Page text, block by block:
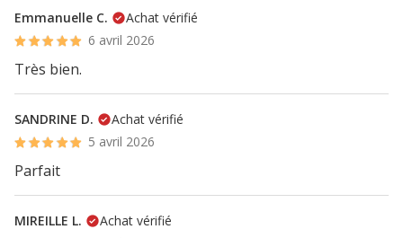
Emmanuelle C.
Achat vérifié
6 avril 2026
Très bien.
SANDRINE D.
Achat vérifié
5 avril 2026
Parfait
MIREILLE L.
Achat vérifié